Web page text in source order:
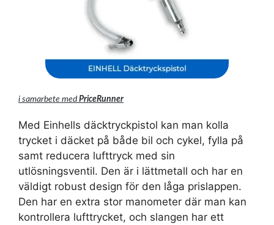
i samarbete medPriceRunner
Med Einhells däcktryckpistol kan man kolla
trycket i däcket på både bil och cykel, fylla på
samt reducera lufttryck med sin
utlösningsventil. Den är i lättmetall och har en
väldigt robust design för den låga prislappen.
Den har en extra stor manometer där man kan
kontrollera lufttrycket, och slangen har ett